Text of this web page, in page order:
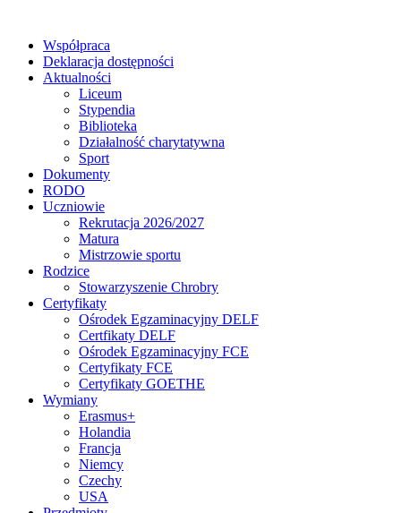
Współpraca
Deklaracja dostępności
Aktualności
Liceum
Stypendia
Biblioteka
Działalność charytatywna
Sport
Dokumenty
RODO
Uczniowie
Rekrutacja 2026/2027
Matura
Mistrzowie sportu
Rodzice
Stowarzyszenie Chrobry
Certyfikaty
Ośrodek Egzaminacyjny DELF
Certfikaty DELF
Ośrodek Egzaminacyjny FCE
Certyfikaty FCE
Certyfikaty GOETHE
Wymiany
Erasmus+
Holandia
Francja
Niemcy
Czechy
USA